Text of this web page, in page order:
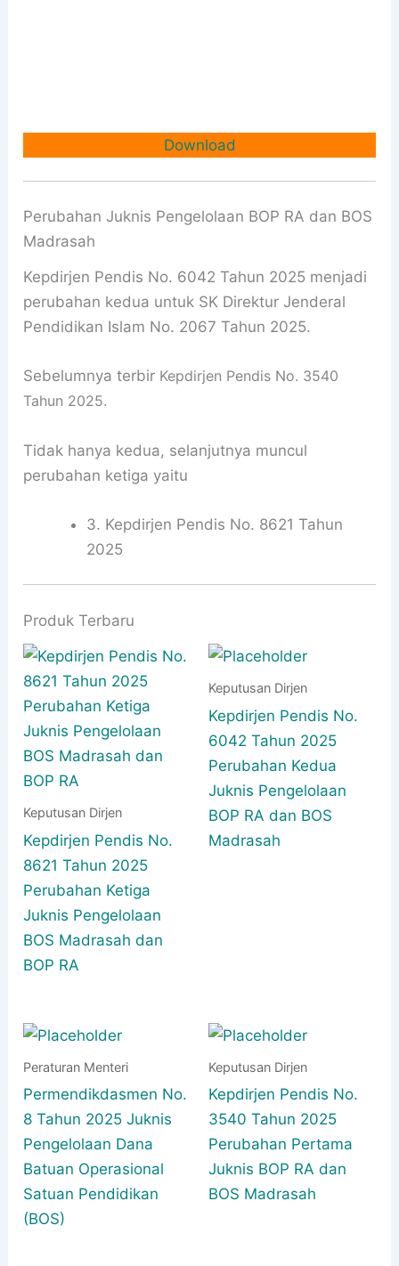
Download
Perubahan Juknis Pengelolaan BOP RA dan BOS
Madrasah
Kepdirjen Pendis No. 6042 Tahun 2025 menjadi
perubahan kedua untuk SK Direktur Jenderal
Pendidikan Islam No. 2067 Tahun 2025.
Sebelumnya terbir Kepdirjen Pendis No. 3540
Tahun 2025.
Tidak hanya kedua, selanjutnya muncul
perubahan ketiga yaitu
3. Kepdirjen Pendis No. 8621 Tahun
2025
Produk Terbaru
Keputusan Dirjen
Kepdirjen Pendis No.
8621 Tahun 2025
Perubahan Ketiga
Juknis Pengelolaan
BOS Madrasah dan
BOP RA
Keputusan Dirjen
Kepdirjen Pendis No.
6042 Tahun 2025
Perubahan Kedua
Juknis Pengelolaan
BOP RA dan BOS
Madrasah
Peraturan Menteri
Permendikdasmen No.
8 Tahun 2025 Juknis
Pengelolaan Dana
Batuan Operasional
Satuan Pendidikan
(BOS)
Keputusan Dirjen
Kepdirjen Pendis No.
3540 Tahun 2025
Perubahan Pertama
Juknis BOP RA dan
BOS Madrasah